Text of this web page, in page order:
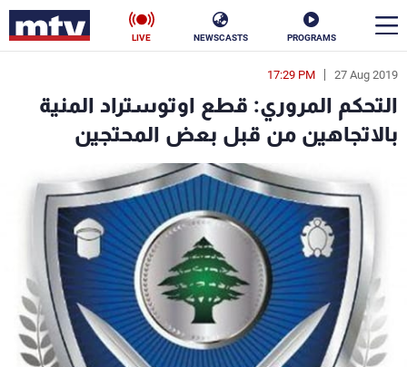
PROGRAMS
NEWSCASTS
LIVE
27 Aug 2019
17:29 PM
التحكم المروري: قطع اوتوستراد المنية
بالاتجاهين من قبل بعض المحتجين
en
الأخبار
ناس
إقتصاد فن
منوعات رياضة
كأس العالم